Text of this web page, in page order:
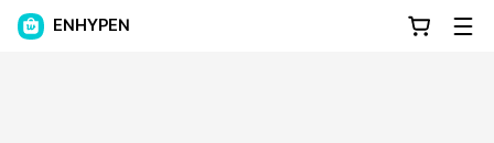
ENHYPEN